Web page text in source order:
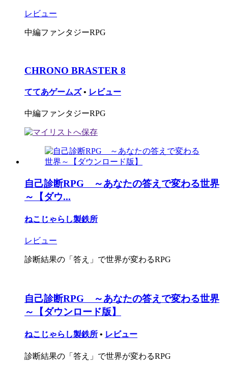
レビュー
中編ファンタジーRPG
CHRONO BRASTER 8
ててあゲームズ • レビュー
中編ファンタジーRPG
自己診断RPG ～あなたの答えで変わる世界
～【ダウ...
ねこじゃらし製鉄所
レビュー
診断結果の「答え」で世界が変わるRPG
自己診断RPG ～あなたの答えで変わる世界
～【ダウンロード版】
ねこじゃらし製鉄所 • レビュー
診断結果の「答え」で世界が変わるRPG